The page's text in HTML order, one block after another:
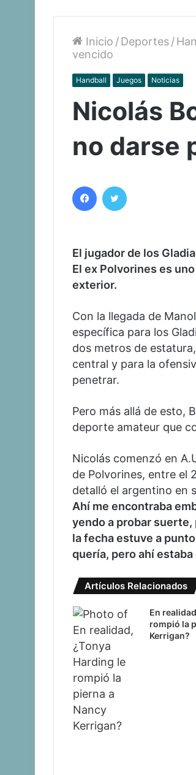
Inicio /Deportes/
vencido
Handball Juegos Noticias
Nicolás
no darse
Facebook
El jugador de los
El ex Polvorines es
exterior.
Con la llegada de
específica para los
dos metros de
central y para la
penetrar.
Pero más allá de esto,
deporte amateur que
Nicolás comenzó en
de Polvorines, entre el
detalló el argentino en
Ahí me encontraba
yendo a probar suerte,
la fecha estuve a
quería, pero ahí
Artículos Relacionados
En
rompió la
Kerrigan?